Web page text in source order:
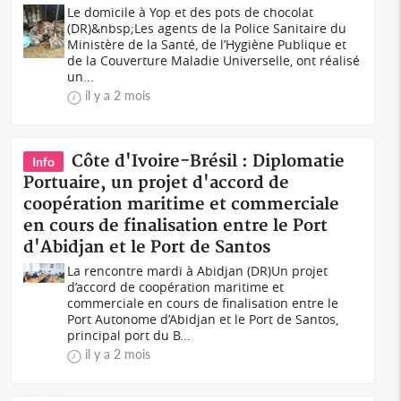
Le domicile à Yop et des pots de chocolat
(DR)&nbsp;Les agents de la Police Sanitaire du
Ministère de la Santé, de l’Hygiène Publique et
de la Couverture Maladie Universelle, ont réalisé
un...
il y a 2 mois
Info
Côte d'Ivoire-Brésil : Diplomatie
Portuaire, un projet d'accord de
coopération maritime et commerciale
en cours de finalisation entre le Port
d'Abidjan et le Port de Santos
La rencontre mardi à Abidjan (DR)Un projet
d’accord de coopération maritime et
commerciale en cours de finalisation entre le
Port Autonome d’Abidjan et le Port de Santos,
principal port du B...
il y a 2 mois